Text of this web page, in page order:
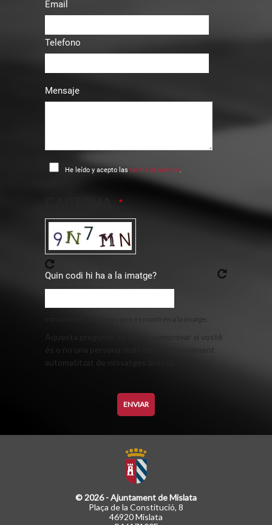
Email
Telefono
Mensaje
He leído y acepto las terms of service.
Quin codi hi ha a la imatge?
Introduïu els caràcters que es mostren a la imatge.
Aquesta pregunta es fa per comprovar si vostè
és o no una persona real i impedir l'enviament
automatitzat de missatges brossa.
© 2026 - Ajuntament de Mislata
Plaça de la Constitució, 8
46920 Mislata